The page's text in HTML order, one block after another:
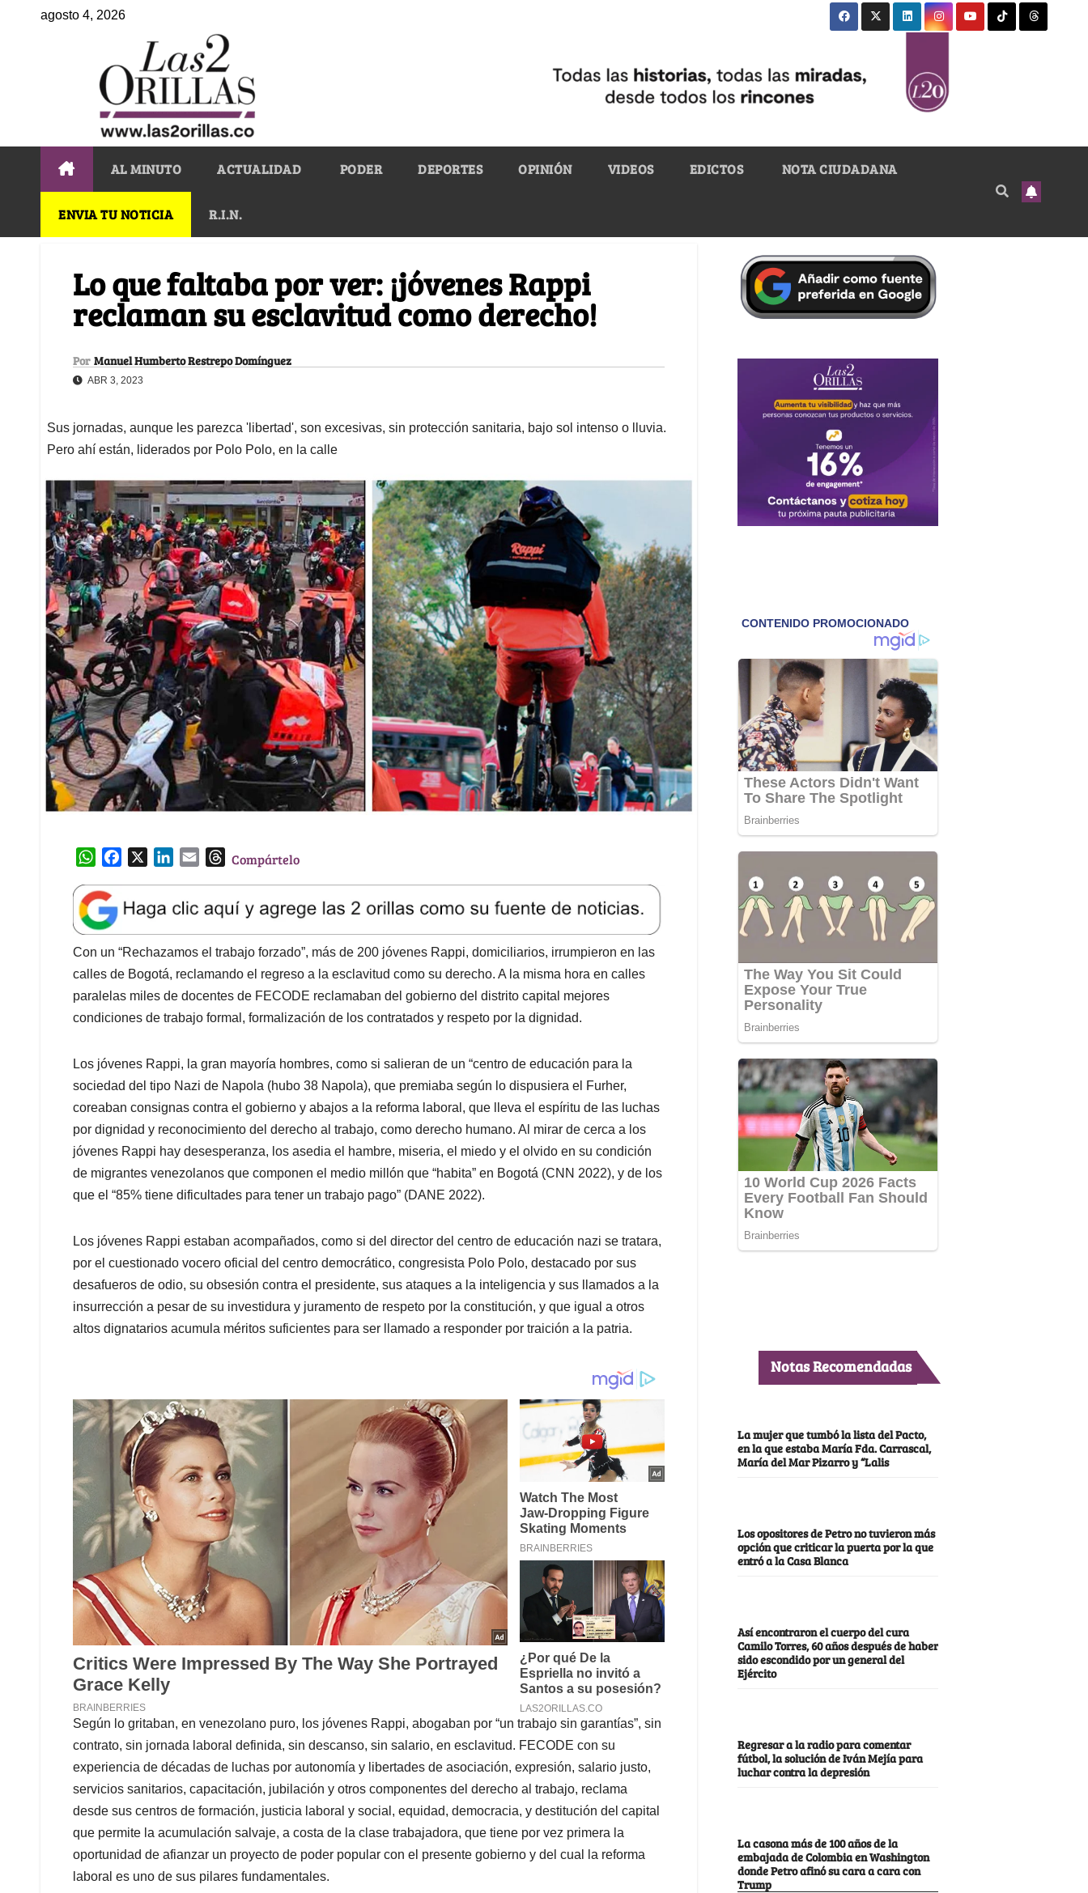
agosto 4, 2026
AL MINUTO ACTUALIDAD PODER DEPORTES OPINIÓN VIDEOS EDICTOS NOTA CIUDADANA
ENVIA TU NOTICIA R.I.N.
Lo que faltaba por ver: ¡jóvenes Rappi
reclaman su esclavitud como derecho!
Por Manuel Humberto Restrepo Domínguez
ABR 3, 2023
Sus jornadas, aunque les parezca 'libertad', son excesivas, sin protección sanitaria, bajo sol intenso o lluvia.
Pero ahí están, liderados por Polo Polo, en la calle
W
a
t
s
A
p
p
e
b
o
o
k
k
e
d
I
n
l
T
e
a
d
s
Compártelo
Con un “Rechazamos el trabajo forzado”, más de 200 jóvenes Rappi, domiciliarios, irrumpieron en las
calles de Bogotá, reclamando el regreso a la esclavitud como su derecho. A la misma hora en calles
paralelas miles de docentes de FECODE reclamaban del gobierno del distrito capital mejores
condiciones de trabajo formal, formalización de los contratados y respeto por la dignidad.
Los jóvenes Rappi, la gran mayoría hombres, como si salieran de un “centro de educación para la
sociedad del tipo Nazi de Napola (hubo 38 Napola), que premiaba según lo dispusiera el Furher,
coreaban consignas contra el gobierno y abajos a la reforma laboral, que lleva el espíritu de las luchas
por dignidad y reconocimiento del derecho al trabajo, como derecho humano. Al mirar de cerca a los
jóvenes Rappi hay desesperanza, los asedia el hambre, miseria, el miedo y el olvido en su condición
de migrantes venezolanos que componen el medio millón que “habita” en Bogotá (CNN 2022), y de los
que el “85% tiene dificultades para tener un trabajo pago” (DANE 2022).
Los jóvenes Rappi estaban acompañados, como si del director del centro de educación nazi se tratara,
por el cuestionado vocero oficial del centro democrático, congresista Polo Polo, destacado por sus
desafueros de odio, su obsesión contra el presidente, sus ataques a la inteligencia y sus llamados a la
insurrección a pesar de su investidura y juramento de respeto por la constitución, y que igual a otros
altos dignatarios acumula méritos suficientes para ser llamado a responder por traición a la patria.
Según lo gritaban, en venezolano puro, los jóvenes Rappi, abogaban por “un trabajo sin garantías”, sin
contrato, sin jornada laboral definida, sin descanso, sin salario, en esclavitud. FECODE con su
experiencia de décadas de luchas por autonomía y libertades de asociación, expresión, salario justo,
servicios sanitarios, capacitación, jubilación y otros componentes del derecho al trabajo, reclama
desde sus centros de formación, justicia laboral y social, equidad, democracia, y destitución del capital
que permite la acumulación salvaje, a costa de la clase trabajadora, que tiene por vez primera la
oportunidad de afianzar un proyecto de poder popular con el presente gobierno y del cual la reforma
laboral es uno de sus pilares fundamentales.
Notas Recomendadas
La mujer que tumbó la lista del Pacto,
en la que estaba María Fda. Carrascal,
María del Mar Pizarro y “Lalis
Los opositores de Petro no tuvieron más
opción que criticar la puerta por la que
entró a la Casa Blanca
Así encontraron el cuerpo del cura
Camilo Torres, 60 años después de haber
sido escondido por un general del
Ejército
Regresar a la radio para comentar
fútbol, la solución de Iván Mejía para
luchar contra la depresión
La casona más de 100 años de la
embajada de Colombia en Washington
donde Petro afinó su cara a cara con
Trump